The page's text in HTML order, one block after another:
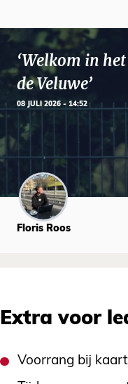
‘Welkom in
de Veluwe’
08 JULI 2026 - 14:52
Floris Roos
Extra voor
Voorrang bij